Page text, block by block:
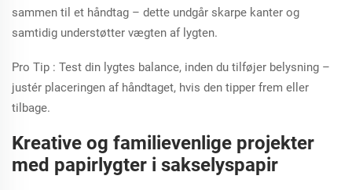
sammen til et håndtag – dette undgår skarpe kanter og
samtidig understøtter vægten af lygten.
Pro Tip : Test din lygtes balance, inden du tilføjer belysning –
justér placeringen af håndtaget, hvis den tipper frem eller
tilbage.
Kreative og familievenlige projekter
med papirlygter i sakselyspapir